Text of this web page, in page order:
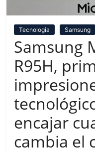
Tecnologia Samsung
Samsung
R95H,
encajar
cambia el